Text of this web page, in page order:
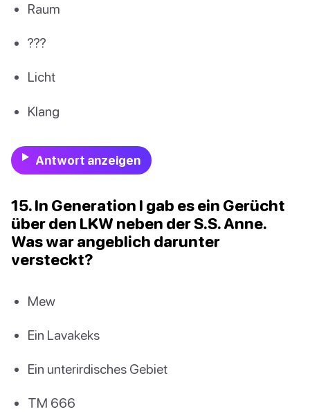
Raum
???
Licht
Klang
Antwort anzeigen
15. In Generation I gab es ein Gerücht
über den LKW neben der S.S. Anne.
Was war angeblich darunter
versteckt?
Mew
Ein Lavakeks
Ein unterirdisches Gebiet
TM 666